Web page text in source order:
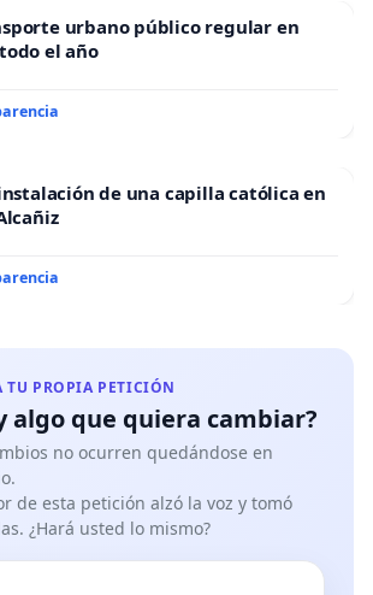
urbano público regular en
el año
de una capilla católica en
PROPIA PETICIÓN
algo que quiera cambiar?
no ocurren quedándose en
de esta petición alzó la voz y tomó
¿Hará usted lo mismo?